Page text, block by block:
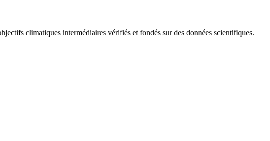
climatiques intermédiaires vérifiés et fondés sur des données scientifiques.